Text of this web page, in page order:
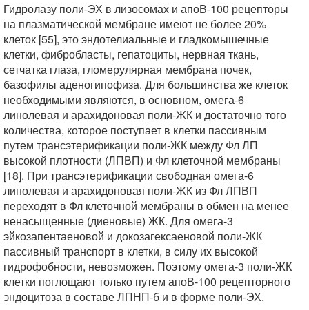
Гидролазу поли-ЭХ в лизосомах и апоВ-100 рецепторы
на плазматической мембране имеют не более 20%
клеток [55], это эндотелиальные и гладкомышечные
клетки, фибробласты, гепатоциты, нервная ткань,
сетчатка глаза, гломерулярная мембрана почек,
базофилы аденогипофиза. Для большинства же клеток
необходимыми являются, в основном, омега-6
линолевая и арахидоновая поли-ЖК и достаточно того
количества, которое поступает в клетки пассивным
путем трансэтерификации поли-ЖК между Фл ЛП
высокой плотности (ЛПВП) и Фл клеточной мембраны
[18]. При трансэтерификации свободная омега-6
линолевая и арахидоновая поли-ЖК из Фл ЛПВП
переходят в Фл клеточной мембраны в обмен на менее
ненасыщенные (диеновые) ЖК. Для омега-3
эйкозапентаеновой и докозагексаеновой поли-ЖК
пассивный транспорт в клетки, в силу их высокой
гидрофобности, невозможен. Поэтому омега-3 поли-ЖК
клетки поглощают только путем апоВ-100 рецепторного
эндоцитоза в составе ЛПНП-б и в форме поли-ЭХ.